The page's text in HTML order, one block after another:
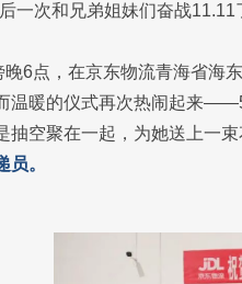
一次和兄弟姐妹们奋战11.11
晚6点，在京东物流青海省海
温暖的仪式再次热闹起来
抽空聚在一起，为她送上一
员。